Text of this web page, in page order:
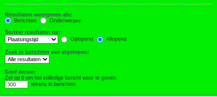
Resultaten weergeven als:
Berichten
Onderwerpen
Sorteer resultaten op:
Oplopend
Aflopend
Zoek in berichten van afgelopen:
Geef eerste:
Zet op 0 om het volledige bericht weer te geven.
tekens in berichten